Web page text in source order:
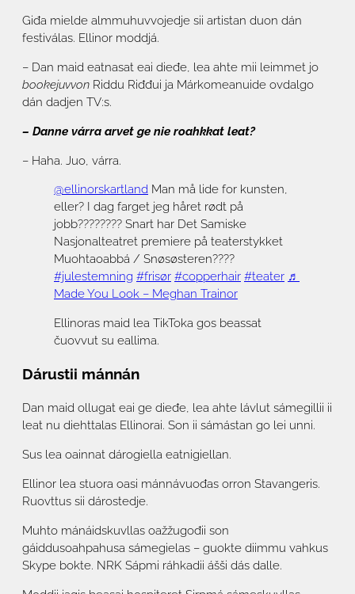
Giđa mielde almmuhuvvojedje sii artistan duon dán
festiválas. Ellinor moddjá.
– Dan maid eatnasat eai dieđe, lea ahte mii leimmet jo
bookejuvvon Riddu Riđđui ja Márkomeanuide ovdalgo
dán dadjen TV:s.
– Danne várra arvet ge nie roahkkat leat?
– Haha. Juo, várra.
@ellinorskartland Man må lide for kunsten,
eller? I dag farget jeg håret rødt på
jobb????‍???? Snart har Det Samiske
Nasjonalteatret premiere på teaterstykket
Muohtaoabbá / Snøsøsteren????
#julestemning #frisør #copperhair #teater ♬
Made You Look – Meghan Trainor
Ellinoras maid lea TikToka gos beassat
čuovvut su eallima.
Dárustii mánnán
Dan maid ollugat eai ge dieđe, lea ahte lávlut sámegillii ii
leat nu diehttalas Ellinorai. Son ii sámástan go lei unni.
Sus lea oainnat dárogiella eatnigiellan.
Ellinor lea stuora oasi mánnávuođas orron Stavangeris.
Ruovttus sii dárostedje.
Muhto mánáidskuvllas oažžugođii son
gáiddusoahpahusa sámegielas – guokte diimmu vahkus
Skype bokte. NRK Sápmi ráhkadii ášši dás dalle.